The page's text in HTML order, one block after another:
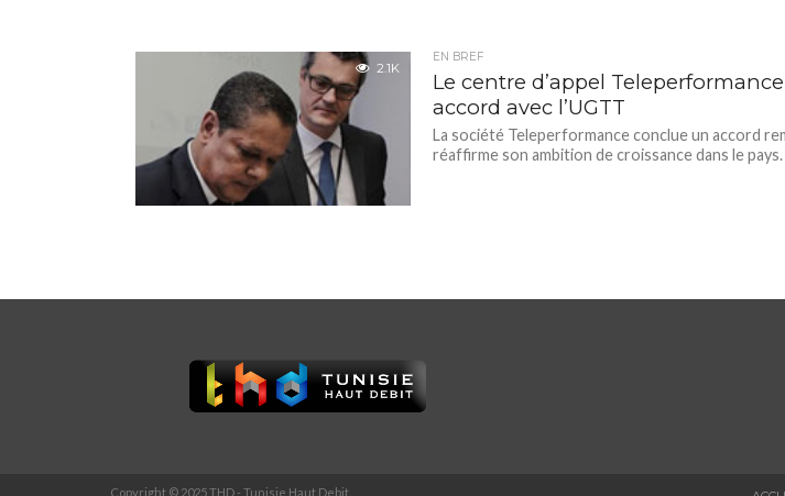
2.1K
EN BREF
Le centre d’appel
accord avec l’UGTT
La société Teleperformance conclue un accord
réaffirme son ambition de croissance dans le
Copyright © 2025 THD - Tunisie Haut Debit.